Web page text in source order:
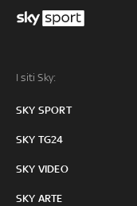
I siti Sky:
SKY SPORT
SKY TG24
SKY VIDEO
SKY ARTE